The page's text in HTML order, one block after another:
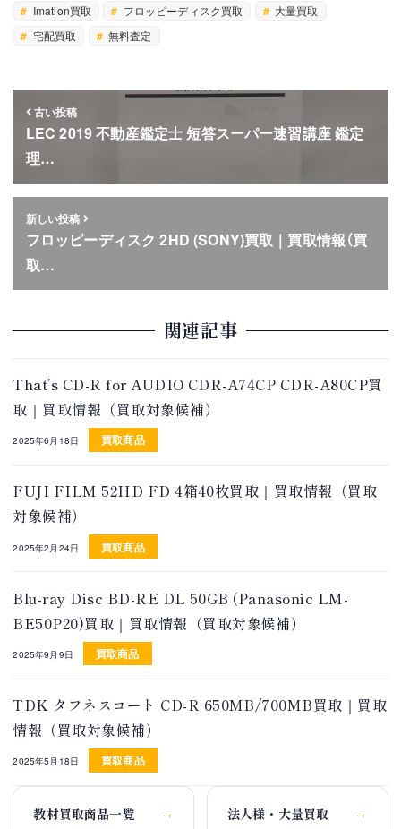
Imation買取 フロッピーディスク買取
大量買取
宅配買取
無料査定
古い投稿
LEC 2019 不動産鑑定士 短答スーパー速習講座 鑑定
理…
新しい投稿
フロッピーディスク 2HD (SONY)買取｜買取情報（買
取…
関連記事
That’s CD-R for AUDIO CDR-A74CP CDR-A80CP買
取｜買取情報（買取対象候補）
2025年6月18日 買取商品
FUJI FILM 52HD FD 4箱40枚買取｜買取情報（買取
対象候補）
2025年2月24日 買取商品
Blu-ray Disc BD-RE DL 50GB (Panasonic LM-
BE50P20)買取｜買取情報（買取対象候補）
2025年9月9日 買取商品
TDK タフネスコート CD-R 650MB/700MB買取｜買取
情報（買取対象候補）
2025年5月18日 買取商品
教材買取商品一覧 → 法人様・大量買取 →